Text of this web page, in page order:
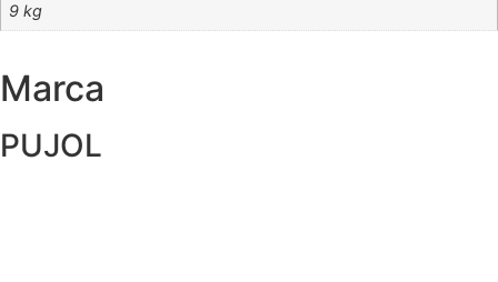
9 kg
Marca
PUJOL